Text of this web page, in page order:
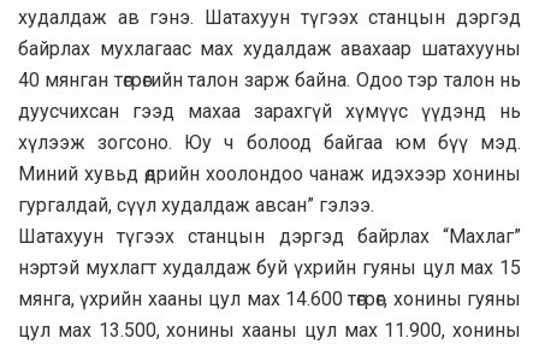
худалдаж ав гэнэ. Шатахуун түгээх станцын дэргэд
байрлах мухлагаас мах худалдаж авахаар шатахууны
40 мянган төгрөгийн талон зарж байна. Одоо тэр талон нь
дуусчихсан гээд махаа зарахгүй хүмүүс үүдэнд нь
хүлээж зогсоно. Юу ч болоод байгаа юм бүү мэд.
Миний хувьд өдрийн хоолондоо чанаж идэхээр хонины
гургалдай, сүүл худалдаж авсан” гэлээ.
Шатахуун түгээх станцын дэргэд байрлах “Махлаг”
нэртэй мухлагт худалдаж буй үхрийн гуяны цул мах 15
мянга, үхрийн хааны цул мах 14.600 төгрөг, хонины гуяны
цул мах 13.500, хонины хааны цул мах 11.900, хонины